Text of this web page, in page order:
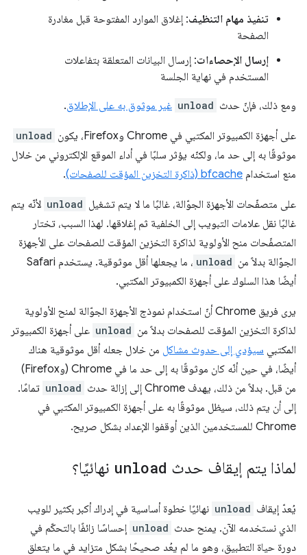
تنفيذ مهام التنظيف: إغلاق الموارد المفتوحة قبل مغادرة
الصفحة
إرسال الإحصاءات: إرسال البيانات المتعلقة بتفاعلات
المستخدم في نهاية الجلسة
ومع ذلك، فإنّ حدث unload غير موثوق به على الإطلاق.
على أجهزة الكمبيوتر المكتبي في Chrome وFirefox، يكون unload
موثوقًا به إلى حد ما، ولكنّه يؤثر سلبًا في أداء الموقع الإلكتروني من خلال
منع استخدام bfcache (ذاكرة التخزين المؤقت للصفحات) .
على متصفّحات الأجهزة الجوّالة، غالبًا ما لا يتم تشغيل unload لأنّه يتم
غالبًا نقل علامات التبويب إلى الخلفية ثم إغلاقها. لهذا السبب، تختار
المتصفّحات منح الأولوية لذاكرة التخزين المؤقت للصفحات على الأجهزة
الجوّالة بدلاً من unload
، ما يجعلها أقل موثوقية. يستخدم Safari
أيضًا هذا السلوك على أجهزة الكمبيوتر المكتبي.
يرى فريق Chrome أنّ استخدام نموذج الأجهزة الجوّالة لمنح الأولوية
لذاكرة التخزين المؤقت للصفحات بدلاً من unload على أجهزة الكمبيوتر
المكتبي سيؤدي إلى حدوث مشاكل من خلال جعله أقل موثوقية هناك
أيضًا، في حين أنّه كان موثوقًا به إلى حد ما في Chrome (وFirefox)
من قبل. بدلاً من ذلك، يهدف Chrome إلى إزالة حدث
unload تمامًا.
إلى أن يتم ذلك، سيظل موثوقًا به على أجهزة الكمبيوتر المكتبي في
Chrome للمستخدمين الذين أوقفوا الإعداد بشكل صريح.
لماذا يتم إيقاف حدث unload نهائيًا؟
يُعدّ إيقاف unload نهائيًا خطوة أساسية في إدراك أكبر بكثير للويب
الذي نستخدمه الآن. يمنح حدث unload إحساسًا زائفًا بالتحكّم في
دورة حياة التطبيق، وهو ما لم يعُد صحيحًا بشكل متزايد في ما يتعلق